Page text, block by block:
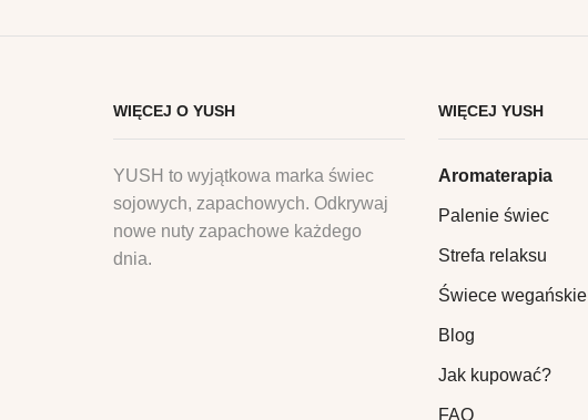
WIĘCEJ O YUSH
YUSH to wyjątkowa marka świec
sojowych, zapachowych. Odkrywaj
nowe nuty zapachowe każdego
dnia.
WIĘCEJ YUSH
Aromaterapia
Palenie świec
Strefa relaksu
Świece wegańskie
Blog
Jak kupować?
FAQ